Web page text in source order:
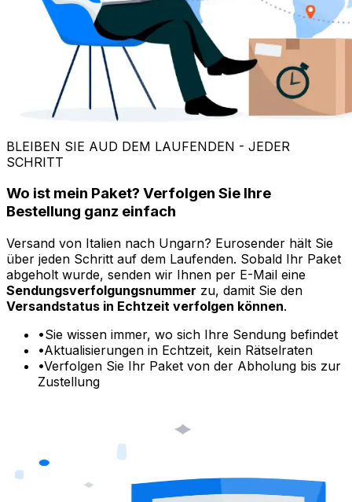
Sie wissen immer, wo sich Ihre Sendung befindet
Aktualisierungen in Echtzeit, kein Rätselraten
Verfolgen Sie Ihr Paket von der Abholung bis zur
Zustellung
SCHÜTZEN SIE IHR PAKET
Zusätzlicher Schutz, keine Sorgen
Jede Standardsendung mit Eurosender
enthält eine